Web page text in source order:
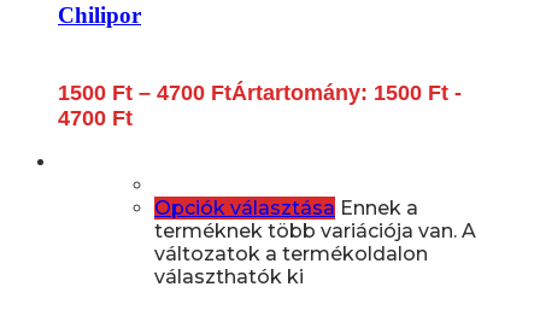
Chilipor
1500 Ft – 4700 FtÁrtartomány: 1500 Ft -
4700 Ft
Opciók választása Ennek a
terméknek több variációja van. A
változatok a termékoldalon
választhatók ki